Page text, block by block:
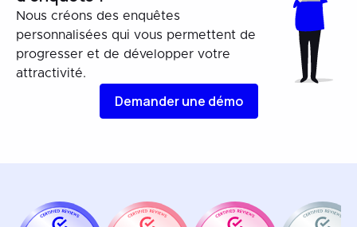
Nous créons des enquêtes
personnalisées qui vous permettent de
progresser et de développer votre
attractivité.
Demander une démo